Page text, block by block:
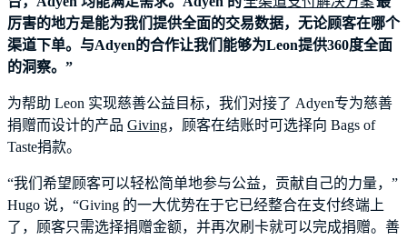
厉害的地方是能为我们提供全面的交易数据，无论顾客在哪个
渠道下单。与Adyen的合作让我们能够为Leon提供360度全面
的洞察。”
为帮助 Leon 实现慈善公益目标，我们对接了 Adyen专为慈善
捐赠而设计的产品 Giving，顾客在结账时可选择向 Bags of
Taste捐款。
“我们希望顾客可以轻松简单地参与公益，贡献自己的力量，”
Hugo 说，“Giving 的一大优势在于它已经整合在支付终端上
了，顾客只需选择捐赠金额，并再次刷卡就可以完成捐赠。善